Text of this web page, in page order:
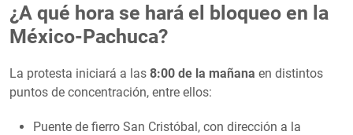
¿A qué hora se hará el bloqueo en la
México-Pachuca?
La protesta iniciará a las 8:00 de la mañana en distintos
puntos de concentración, entre ellos:
Puente de fierro San Cristóbal, con dirección a la